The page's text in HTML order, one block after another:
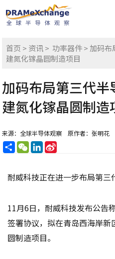
首页 > 资讯>功率器件> 加码布
建氮化镓晶圆制造项目
加码布局第三代
建氮化镓晶圆制造
来源：全球半导体观察 原作者：张明花
分
享
WeChatLinkedIn
耐威科技正在进一步布局第三
11月6日，耐威科技发布公告
签署协议，拟在青岛西海岸新
圆制造项目。